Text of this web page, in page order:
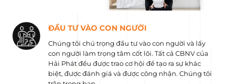
ĐẦU TƯ VÀO CON NGƯỜI
Chúng tôi chú trọng đầu tư vào con người và lấy
con người làm trọng tâm cốt lõi. Tất cả CBNV của
Hải Phát đều được trao cơ hội để tạo ra sự khác
biệt, được đánh giá và được công nhận. Chúng tôi